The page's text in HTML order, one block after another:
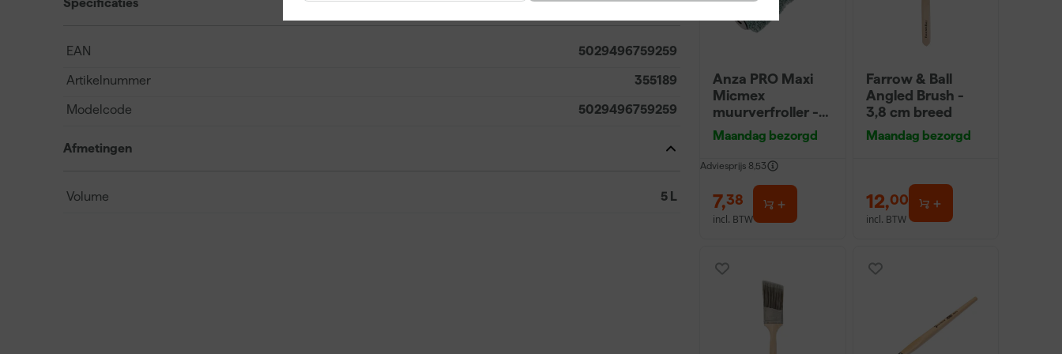
Specificaties
EAN 5029496759259
Artikelnummer 355189
Modelcode 5029496759259
Afmetingen
Volume 5 L
Anza PRO Maxi
Micmex
muurverfroller -
18cm
Maandag bezorgd
Adviesprijs 8,53
7,38
incl. BTW
Farrow & Ball
Angled Brush -
3,8 cm breed
Maandag bezorgd
12,00
incl. BTW